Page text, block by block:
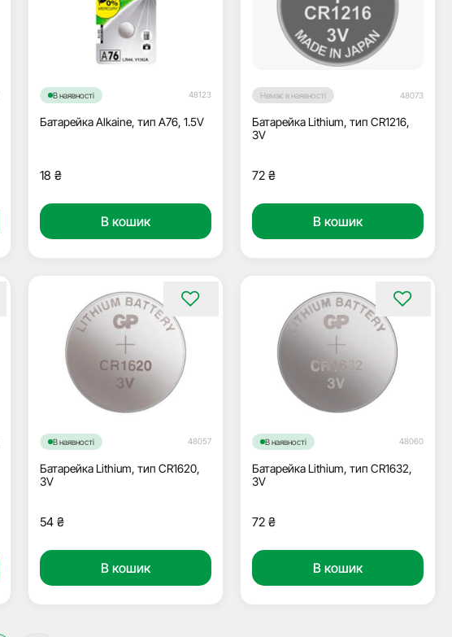
В наявності 48123
Батарейка Alkaine, тип A76, 1.5V
18 ₴
В кошик
Немає в наявності 48073
Батарейка Lithium, тип CR1216,
3V
72 ₴
В кошик
В наявності 48057
Батарейка Lithium, тип CR1620,
3V
54 ₴
В кошик
В наявності 48060
Батарейка Lithium, тип CR1632,
3V
72 ₴
В кошик